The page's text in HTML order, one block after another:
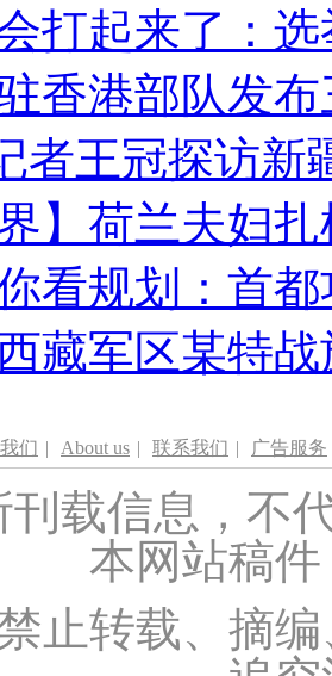
打起来了：
香港部队发
者王冠探访新
界】荷兰夫妇
看规划：首
藏军区某特
们 | About us | 联系我们 | 广告服务
刊载信息，不
本网站稿
止转载、摘